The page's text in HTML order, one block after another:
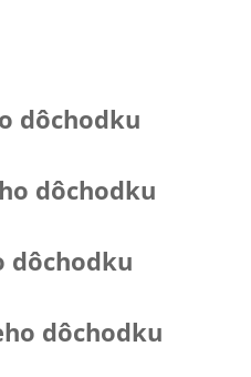
dôchodku
dôchodku
dôchodku
dôchodku